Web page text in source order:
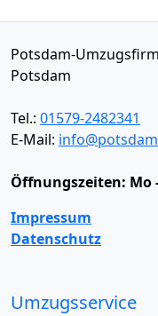
Potsdam-
Potsdam
Tel.: 01579-2482341
E-Mail:
Öffnungszeiten: Mo
Impressum
Datenschutz
Umzugsservice